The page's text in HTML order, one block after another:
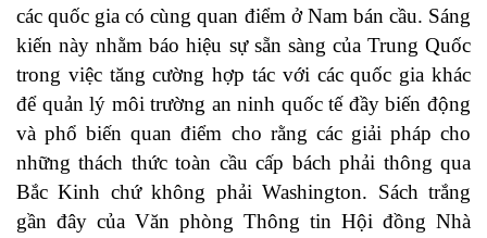
các quốc gia có cùng quan điểm ở Nam bán cầu. Sáng
kiến này nhằm báo hiệu sự sẵn sàng của Trung Quốc
trong việc tăng cường hợp tác với các quốc gia khác
để quản lý môi trường an ninh quốc tế đầy biến động
và phổ biến quan điểm cho rằng các giải pháp cho
những thách thức toàn cầu cấp bách phải thông qua
Bắc Kinh chứ không phải Washington. Sách trắng
gần đây của Văn phòng Thông tin Hội đồng Nhà